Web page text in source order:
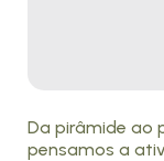
Da pirâmide ao
pensamos a